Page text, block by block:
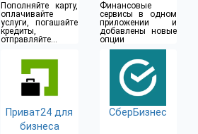
Пополняйте карту,
оплачивайте
услуги, погашайте
кредиты,
отправляйте
Финансовые
сервисы в одном
приложении и
добавлены новые
опции
Приват24 для
бизнеса
СберБизнес